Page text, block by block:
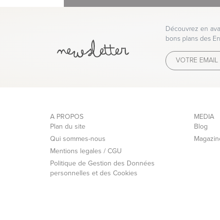
Découvrez en
bons plans des
A PROPOS
Plan du site
Qui sommes-nous
Mentions legales / CGU
Politique de Gestion des Données
personnelles et des Cookies
MEDIA
Blog